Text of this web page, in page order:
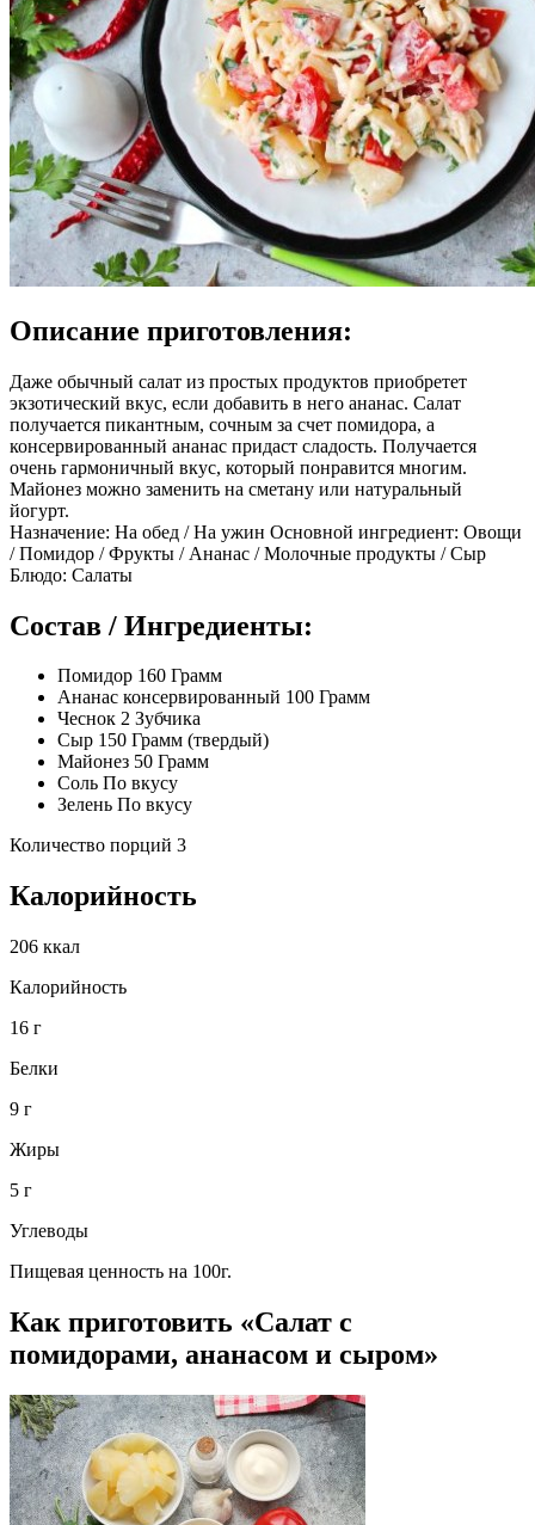
Описание приготовления:
Даже обычный салат из простых продуктов приобретет
экзотический вкус, если добавить в него ананас. Салат
получается пикантным, сочным за счет помидора, а
консервированный ананас придаст сладость. Получается
очень гармоничный вкус, который понравится многим.
Майонез можно заменить на сметану или натуральный
йогурт.
Назначение: На обед / На ужин Основной ингредиент: Овощи
/ Помидор / Фрукты / Ананас / Молочные продукты / Сыр
Блюдо: Салаты
Состав / Ингредиенты:
Помидор 160 Грамм
Ананас консервированный 100 Грамм
Чеснок 2 Зубчика
Сыр 150 Грамм (твердый)
Майонез 50 Грамм
Соль По вкусу
Зелень По вкусу
Количество порций 3
Калорийность
206 ккал
Калорийность
16 г
Белки
9 г
Жиры
5 г
Углеводы
Пищевая ценность на 100г.
Как приготовить «Салат с
помидорами, ананасом и сыром»